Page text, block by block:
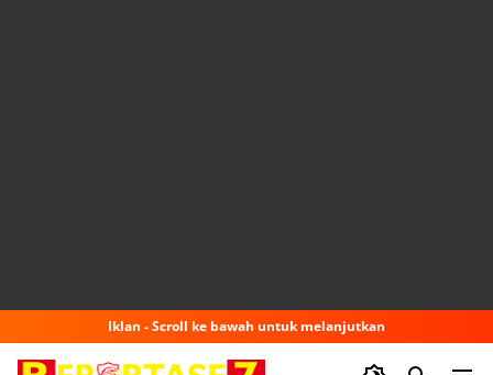
Iklan - Scroll ke bawah untuk melanjutkan